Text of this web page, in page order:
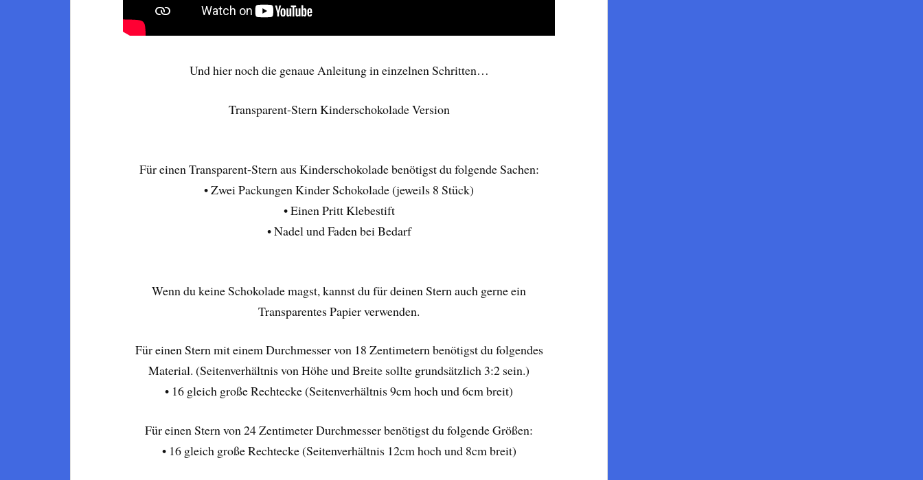
Und hier noch die genaue Anleitung in einzelnen Schritten…
Transparent-Stern Kinderschokolade Version
Für einen Transparent-Stern aus Kinderschokolade benötigst du folgende Sachen:
• Zwei Packungen Kinder Schokolade (jeweils 8 Stück)
• Einen Pritt Klebestift
• Nadel und Faden bei Bedarf
Wenn du keine Schokolade magst, kannst du für deinen Stern auch gerne ein
Transparentes Papier verwenden.
Für einen Stern mit einem Durchmesser von 18 Zentimetern benötigst du folgendes
Material. (Seitenverhältnis von Höhe und Breite sollte grundsätzlich 3:2 sein.)
• 16 gleich große Rechtecke (Seitenverhältnis 9cm hoch und 6cm breit)
Für einen Stern von 24 Zentimeter Durchmesser benötigst du folgende Größen:
• 16 gleich große Rechtecke (Seitenverhältnis 12cm hoch und 8cm breit)